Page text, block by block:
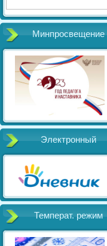
Минпросвещение
Электронный
Температ. режим